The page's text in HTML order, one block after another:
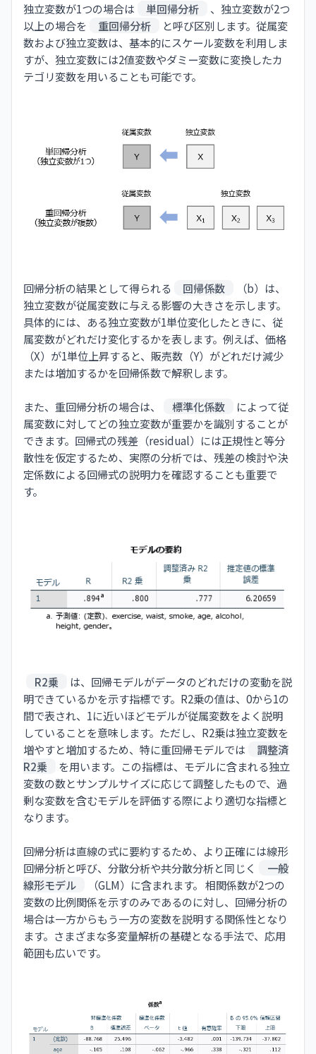
独立変数が1つの場合は 単回帰分析
、独立変数が2つ
以上の場合を
重回帰分析
と呼び区別します。従属変
数および独立変数は、基本的にスケール変数を利用しま
すが、独立変数には2値変数やダミー変数に変換したカ
テゴリ変数を用いることも可能です。
回帰分析の結果として得られる 回帰係数
（b）は、
独立変数が従属変数に与える影響の大きさを示します。
具体的には、ある独立変数が1単位変化したときに、従
属変数がどれだけ変化するかを表します。例えば、価格
（X）が1単位上昇すると、販売数（Y）がどれだけ減少
または増加するかを回帰係数で解釈します。
また、重回帰分析の場合は、 標準化係数
によって従
属変数に対してどの独立変数が重要かを識別することが
できます。回帰式の残差（residual）には正規性と等分
散性を仮定するため、実際の分析では、残差の検討や決
定係数による回帰式の説明力を確認することも重要で
す。
R2乗
は、回帰モデルがデータのどれだけの変動を説
明できているかを示す指標です。R2乗の値は、0から1の
間で表され、1に近いほどモデルが従属変数をよく説明
していることを意味します。ただし、R2乗は独立変数を
増やすと増加するため、特に重回帰モデルでは
調整済
R2乗
を用います。この指標は、モデルに含まれる独立
変数の数とサンプルサイズに応じて調整したもので、過
剰な変数を含むモデルを評価する際により適切な指標と
なります。
回帰分析は直線の式に要約するため、より正確には線形
回帰分析と呼び、分散分析や共分散分析と同じく
一般
線形モデル
（GLM）に含まれます。 相関係数が2つの
変数の比例関係を示すのみであるのに対し、回帰分析の
場合は一方からもう一方の変数を説明する関係性となり
ます。さまざまな多変量解析の基礎となる手法で、応用
範囲も広いです。